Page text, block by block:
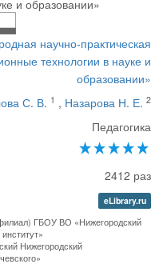
научно-практическая
технологии в науке и
образовании»
С. В. 1 , Назарова Н. Е. 2
Педагогика
2412 раз
eLibrary.ru
ГБОУ ВО «Нижегородский
Нижегородский